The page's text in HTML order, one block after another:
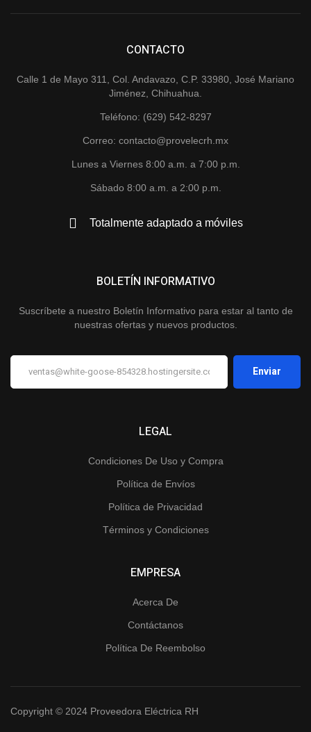
CONTACTO
Calle 1 de Mayo 311, Col. Andavazo, C.P. 33980, José Mariano
Jiménez, Chihuahua.
Teléfono: (629) 542-8297
Correo: contacto@provelecrh.mx
Lunes a Viernes 8:00 a.m. a 7:00 p.m.
Sábado 8:00 a.m. a 2:00 p.m.
Totalmente adaptado a móviles
LEGAL
Condiciones De Uso y Compra
Política de Envíos
Política de Privacidad
Términos y Condiciones
EMPRESA
Acerca De
Contáctanos
Política De Reembolso
BOLETÍN INFORMATIVO
Suscríbete a nuestro Boletín Informativo para estar al tanto de
nuestras ofertas y nuevos productos.
Copyright © 2024 Proveedora Eléctrica RH